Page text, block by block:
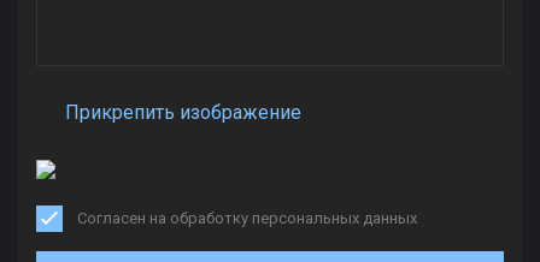
Прикрепить изображение
Согласен на обработку персональных данных